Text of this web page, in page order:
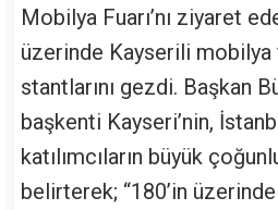
Mobilya Fuarı’nı ziyaret
üzerinde Kayserili mobilya
stantlarını gezdi. Başkan
başkenti Kayseri’nin,
katılımcıların büyük
belirterek; “180’in